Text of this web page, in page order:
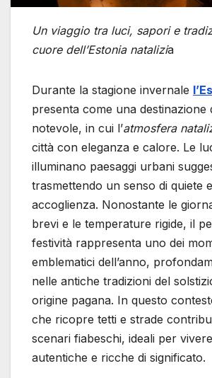
Un viaggio tra luci, sapori e
cuore dell’Estonia natalizia
Durante la stagione invernale
presenta come una destinazione
notevole, in cui l’atmosfera
città con eleganza e calore. Le
illuminano paesaggi urbani
trasmettendo un senso di quiete
accoglienza. Nonostante le
brevi e le temperature rigide, il
festività rappresenta uno dei
emblematici dell’anno,
nelle antiche tradizioni del
origine pagana. In questo
che ricopre tetti e strade
scenari fiabeschi, ideali per
autentiche e ricche di significato.